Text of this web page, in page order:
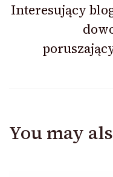
Interesujący
You may